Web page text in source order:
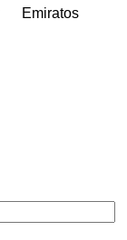
Emiratos